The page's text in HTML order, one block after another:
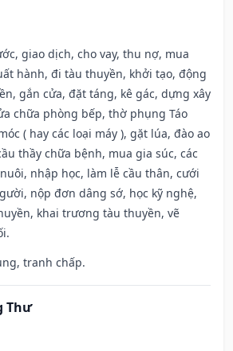
giao dịch, cho vay, thu nợ, mua
hành, đi tàu thuyền, khởi tạo, động
gắn cửa, đặt táng, kê gác, dựng xây
chữa phòng bếp, thờ phụng Táo
( hay các loại máy ), gặt lúa, đào ao
thầy chữa bệnh, mua gia súc, các
nhập học, làm lễ cầu thân, cưới
nộp đơn dâng sớ, học kỹ nghệ,
khai trương tàu thuyền, vẽ
tranh chấp.
Thư